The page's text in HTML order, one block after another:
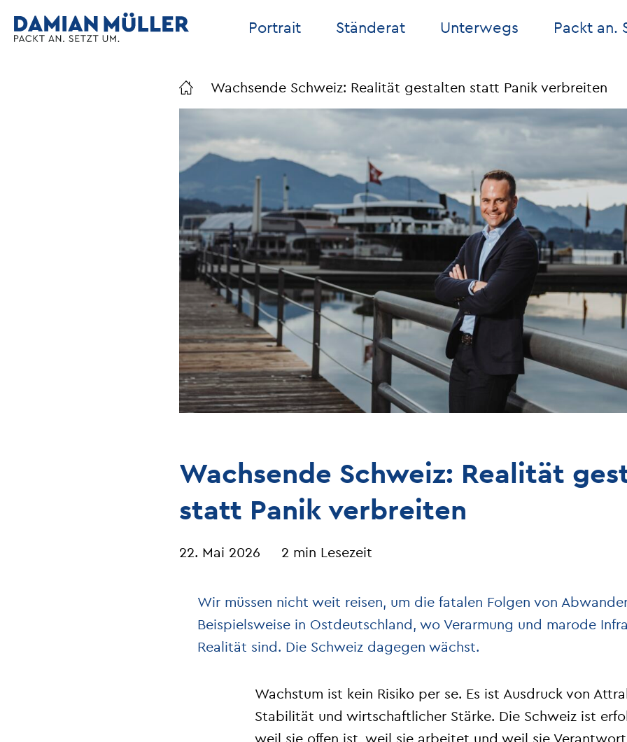
Portrait Ständerat Unterwegs Packt an.
Wachsende Schweiz: Realität gestalten statt Panik verbreiten
Wachsende Schweiz: Realität
statt Panik verbreiten
22. Mai 2026 2 min Lesezeit
Wir müssen nicht weit reisen, um die fatalen Folgen von
Beispielsweise in Ostdeutschland, wo Verarmung und marode
Realität sind. Die Schweiz dagegen wächst.
Wachstum ist kein Risiko per se. Es ist Ausdruck von
Stabilität und wirtschaftlicher Stärke. Die Schweiz ist